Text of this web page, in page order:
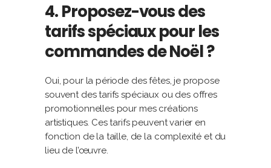
4. Proposez-vous des
tarifs spéciaux pour les
commandes de Noël ?
Oui, pour la période des fêtes, je propose
souvent des tarifs spéciaux ou des offres
promotionnelles pour mes créations
artistiques. Ces tarifs peuvent varier en
fonction de la taille, de la complexité et du
lieu de l’œuvre.